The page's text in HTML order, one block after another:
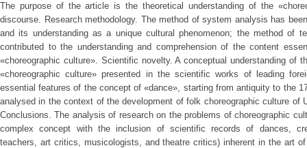
The purpose of the article is the theoretical understanding of the
discourse. Research methodology. The method of system analysis has
and its understanding as a unique cultural phenomenon; the method of
contributed to the understanding and comprehension of the content
«choreographic culture». Scientific novelty. A conceptual understanding of
«choreographic culture» presented in the scientific works of leading
essential features of the concept of «dance», starting from antiquity to the
analysed in the context of the development of folk choreographic culture of
Conclusions. The analysis of research on the problems of choreographic
complex concept with the inclusion of scientific records of dances,
teachers, art critics, musicologists, and theatre critics) inherent in the art